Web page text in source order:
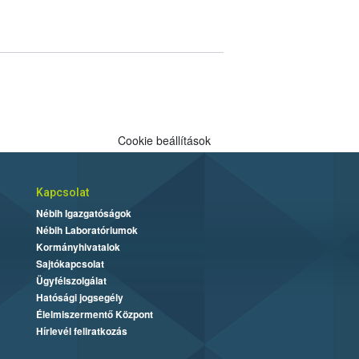
Cookie beállítások
Kapcsolat
Nébih Igazgatóságok
Nébih Laboratóriumok
Kormányhivatalok
Sajtókapcsolat
Ügyfélszolgálat
Hatósági jogsegély
Élelmiszermentő Központ
Hírlevél feliratkozás